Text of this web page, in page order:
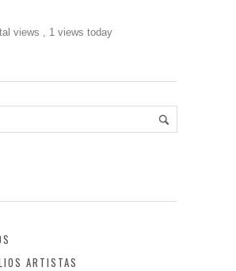
views , 1 views today
ARTISTAS